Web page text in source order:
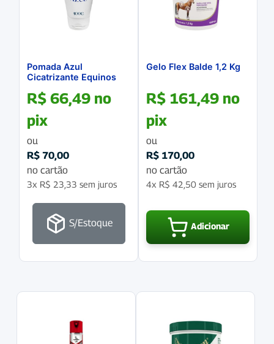
Pomada Azul
Cicatrizante Equinos
R$ 66,49 no
pix
ou
R$ 70,00
no cartão
3x R$ 23,33 sem juros
S/Estoque
Gelo Flex Balde 1,2 Kg
R$ 161,49 no
pix
ou
R$ 170,00
no cartão
4x R$ 42,50 sem juros
Adicionar